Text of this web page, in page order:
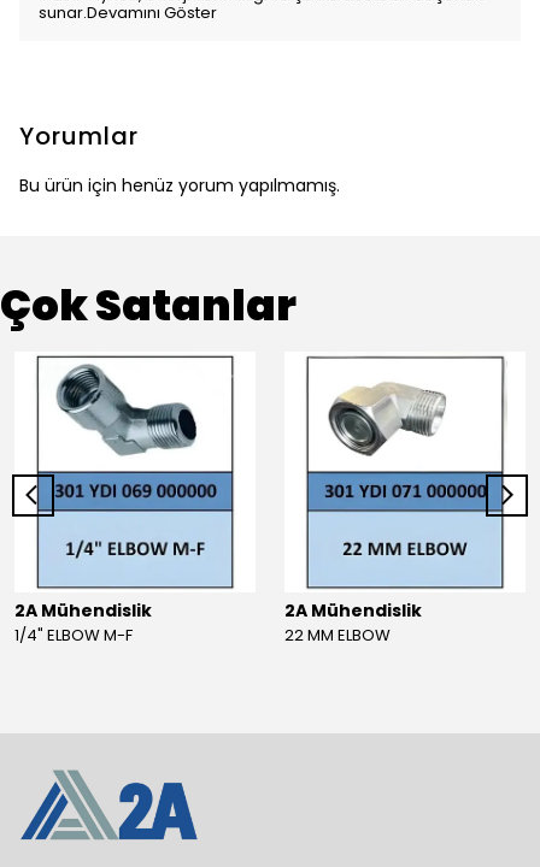
sunar.Devamını Göster
Yorumlar
Bu ürün için henüz yorum yapılmamış.
Çok Satanlar
2A Mühendislik
1/4" ELBOW M-F
2A Mühendislik
22 MM ELBOW